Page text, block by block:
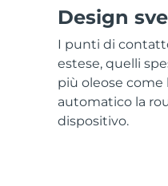
Design
I punti di
estese, quelli
più oleose come
automatico la
dispositivo.